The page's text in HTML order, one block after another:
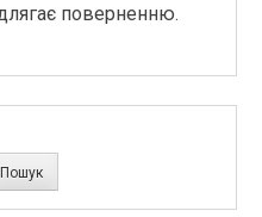
поверненню.
Пошук